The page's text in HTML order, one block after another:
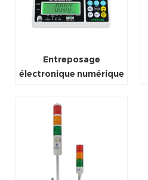
Entreposage
électronique numérique